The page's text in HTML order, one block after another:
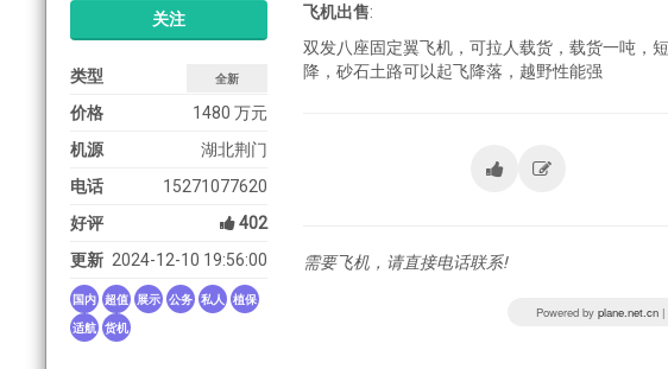
关注
类型 全新
价格
1480 万元
机源
湖北荆门
电话
15271077620
好评
402
更新 2024-12-10 19:56:00
国内 超值 展示 公务 私人
植保
适航 货机
飞机出售:
双发八座固定翼飞机，可拉人载货，载货一吨，
降，砂石土路可以起飞降落，越野性能强
需要飞机，请直接电话联系!
Powered by plane.net.cn |